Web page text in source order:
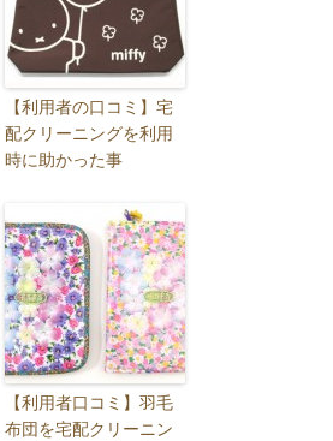
【利用者の口コミ】宅
配クリーニングを利用
時に助かった事
【利用者口コミ】羽毛
布団を宅配クリーニン